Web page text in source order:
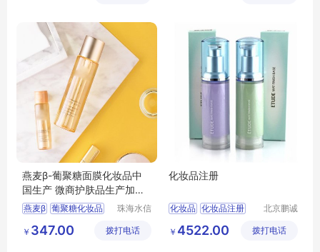
水信生物
燕麦β-葡聚糖面膜化妆品中
国生产 微商护肤品生产加工
水信生物
燕麦β 葡聚糖化妆品
好的化妆品oem工厂
珠海水信
有限公司
￥ 347.00 拨打电话
化妆品注册
化妆品 化妆品注册
北京鹏诚
咨询有限
￥ 4522.00 拨打电话